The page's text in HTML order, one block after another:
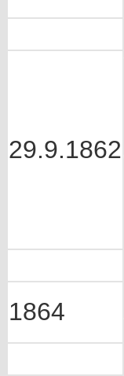
29.9.1862
1864